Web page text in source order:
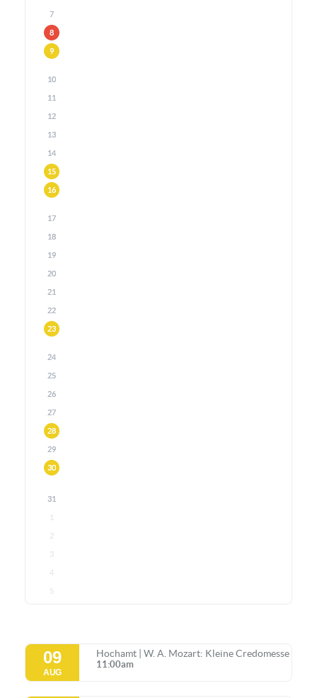
7
8
9
10
11
12
13
14
15
16
17
18
19
20
21
22
23
24
25
26
27
28
29
30
31
1
2
3
4
5
09
AUG
Hochamt | W. A. Mozart: Kleine Credomesse
11:00am